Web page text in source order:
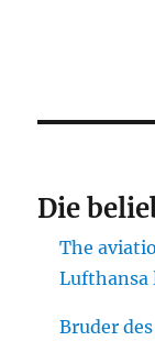
Die
The
Lufthansa
Bruder